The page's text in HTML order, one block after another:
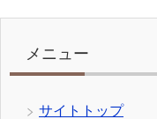
メニュー
サイトトップ